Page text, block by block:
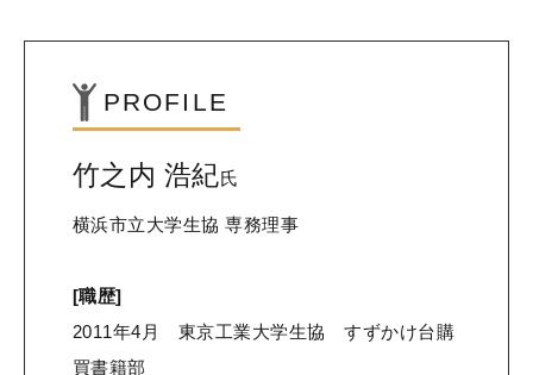
PROFILE
竹之内 浩紀氏
横浜市立大学生協 専務理事
[職歴]
2011年4月 東京工業大学生協 すずかけ台購
買書籍部